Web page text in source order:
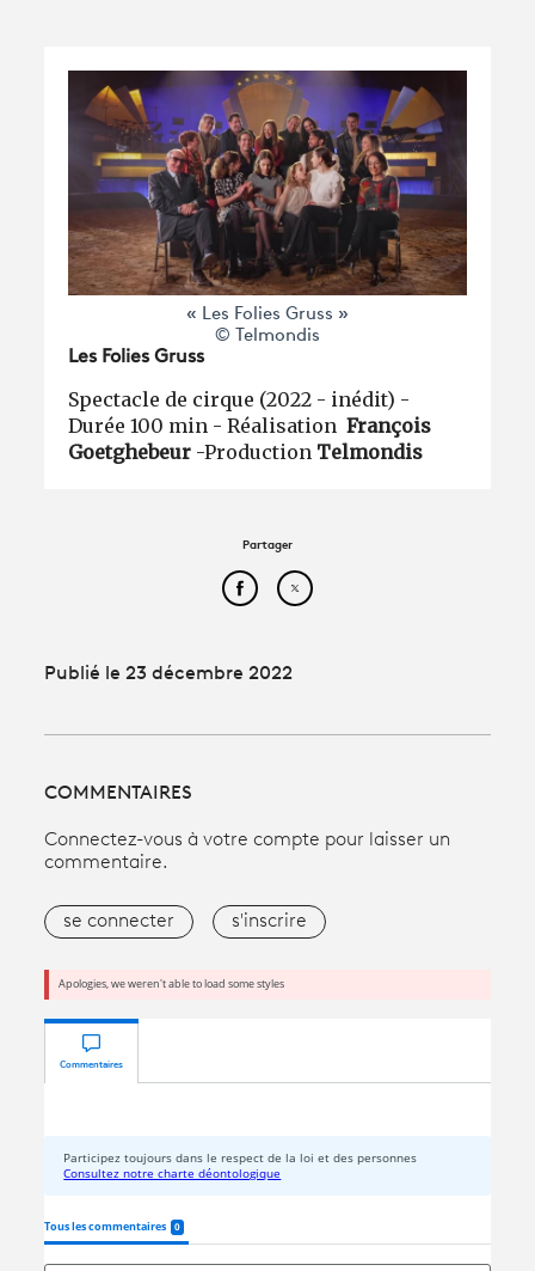
« Les Folies Gruss »
© Telmondis
Les Folies Gruss
Spectacle de cirque (2022 - inédit) -
Durée 100 min - RéalisationFrançois
Goetghebeur -Production Telmondis
Partager
Partager cet article sur
Partager cet article sur
Publié le 23 décembre 2022
COMMENTAIRES
Connectez-vous à votre compte pour laisser un
commentaire.
se connecter s'inscrire